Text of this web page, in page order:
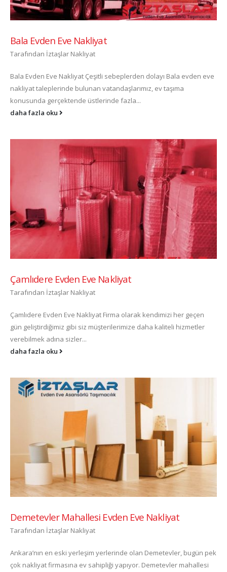
Bala Evden Eve Nakliyat
Tarafından İztaşlar Nakliyat
Bala Evden Eve Nakliyat Çeşitli sebeplerden dolayı Bala evden eve
nakliyat taleplerinde bulunan vatandaşlarımız, ev taşıma
konusunda gerçektende üstlerinde fazla...
daha fazla oku
Çamlıdere Evden Eve Nakliyat
Tarafından İztaşlar Nakliyat
Çamlıdere Evden Eve Nakliyat Firma olarak kendimizi her geçen
gün geliştirdiğimiz gibi siz müşterilerimize daha kaliteli hizmetler
verebilmek adına sizler...
daha fazla oku
Demetevler Mahallesi Evden Eve Nakliyat
Tarafından İztaşlar Nakliyat
Ankara’nın en eski yerleşim yerlerinde olan Demetevler, bugün pek
çok nakliyat firmasına ev sahipliği yapıyor. Demetevler mahallesi